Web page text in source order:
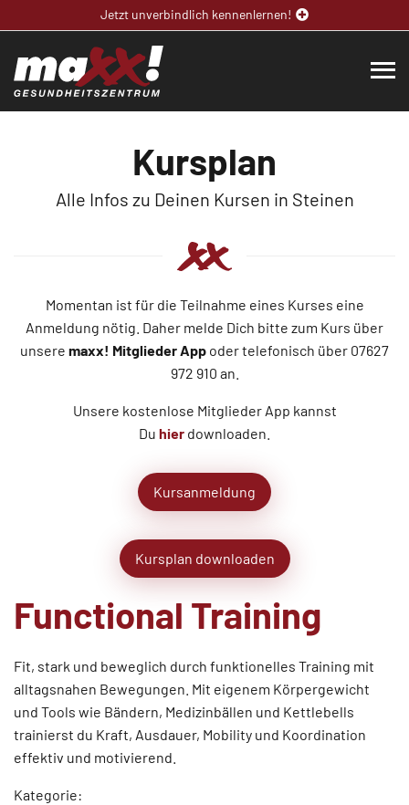
Jetzt unverbindlich kennenlernen!
Kursplan
Alle Infos zu Deinen Kursen in Steinen
Momentan ist für die Teilnahme eines Kurses eine
Anmeldung nötig. Daher melde Dich bitte zum Kurs über
unsere maxx! Mitglieder App oder telefonisch über 07627
972 910 an.
Unsere kostenlose Mitglieder App kannst
Du hier downloaden.
Kursanmeldung
Kursplan downloaden
Functional Training
Fit, stark und beweglich durch funktionelles Training mit
alltagsnahen Bewegungen. Mit eigenem Körpergewicht
und Tools wie Bändern, Medizinbällen und Kettlebells
trainierst du Kraft, Ausdauer, Mobility und Koordination 
effektiv und motivierend.
Kategorie: